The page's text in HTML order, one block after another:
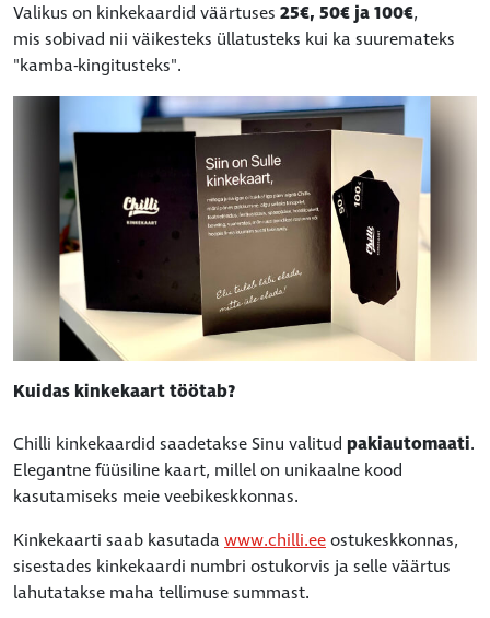
Valikus on kinkekaardid väärtuses 25€, 50€ ja 100€,
mis sobivad nii väikesteks üllatusteks kui ka suuremateks
"kamba-kingitusteks".
Kuidas kinkekaart töötab?
Chilli kinkekaardid saadetakse Sinu valitud pakiautomaati.
Elegantne füüsiline kaart, millel on unikaalne kood
kasutamiseks meie veebikeskkonnas.
Kinkekaarti saab kasutada www.chilli.eeostukeskkonnas,
sisestades kinkekaardi numbri ostukorvis ja selle väärtus
lahutatakse maha tellimuse summast.